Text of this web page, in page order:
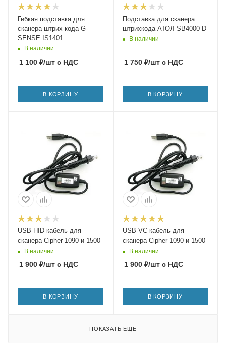
Гибкая подставка для
сканера штрих-кода G-
SENSE IS1401
В наличии
1 100 ₽/шт с НДС
В КОРЗИНУ
Подставка для сканера
штрихкода АТОЛ SB4000 D
В наличии
1 750₽/штс НДС
В КОРЗИНУ
USB-HID кабель для
сканера Cipher 1090 и 1500
В наличии
1 900 ₽/шт с НДС
В КОРЗИНУ
USB-VC кабель для
сканера Cipher 1090 и 1500
В наличии
1 900₽/штс НДС
В КОРЗИНУ
ПОКАЗАТЬ ЕЩЕ